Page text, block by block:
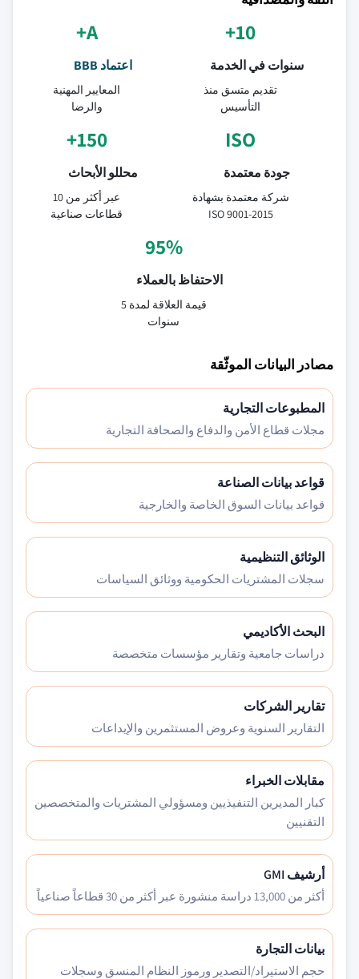
10+
سنوات في الخدمة
تقديم متسق منذ
التأسيس
A+
اعتماد BBB
المعايير المهنية
والرضا
ISO
جودة معتمدة
شركة معتمدة بشهادة
ISO 9001-2015
150+
محللو الأبحاث
عبر أكثر من 10
قطاعات صناعية
95%
الاحتفاظ بالعملاء
قيمة العلاقة لمدة 5
سنوات
مصادر البيانات الموثّقة
المطبوعات التجارية
مجلات قطاع الأمن والدفاع والصحافة التجارية
قواعد بيانات الصناعة
قواعد بيانات السوق الخاصة والخارجية
الوثائق التنظيمية
سجلات المشتريات الحكومية ووثائق السياسات
البحث الأكاديمي
دراسات جامعية وتقارير مؤسسات متخصصة
تقارير الشركات
التقارير السنوية وعروض المستثمرين والإيداعات
مقابلات الخبراء
كبار المديرين التنفيذيين ومسؤولي المشتريات والمتخصصين
التقنيين
أرشيف GMI
أكثر من 13,000 دراسة منشورة عبر أكثر من 30 قطاعاً صناعياً
بيانات التجارة
حجم الاستيراد/التصدير ورموز النظام المنسق وسجلات